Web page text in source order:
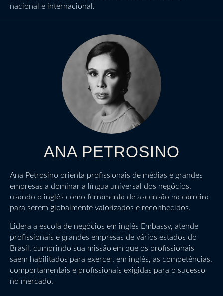
nacional e internacional.
ANA PETROSINO
Ana Petrosino orienta profissionais de médias e grandes
empresas a dominar a língua universal dos negócios,
usando o inglês como ferramenta de ascensão na carreira
para serem globalmente valorizados e reconhecidos.
Lidera a escola de negócios em inglês Embassy, atende
profissionais e grandes empresas de vários estados do
Brasil, cumprindo sua missão em que os profissionais
saem habilitados para exercer, em inglês, as competências,
comportamentais e profissionais exigidas para o sucesso
no mercado.